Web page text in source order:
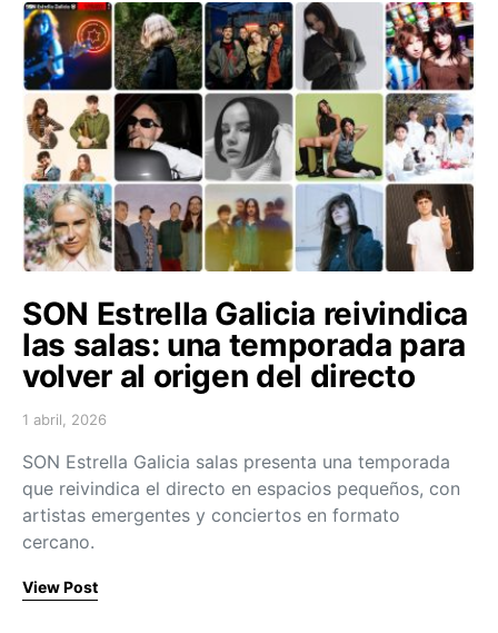
SON Estrella Galicia reivindica
las salas: una temporada para
volver al origen del directo
Posted on
1 abril, 2026
SON Estrella Galicia salas presenta una temporada
que reivindica el directo en espacios pequeños, con
artistas emergentes y conciertos en formato
cercano.
View Post